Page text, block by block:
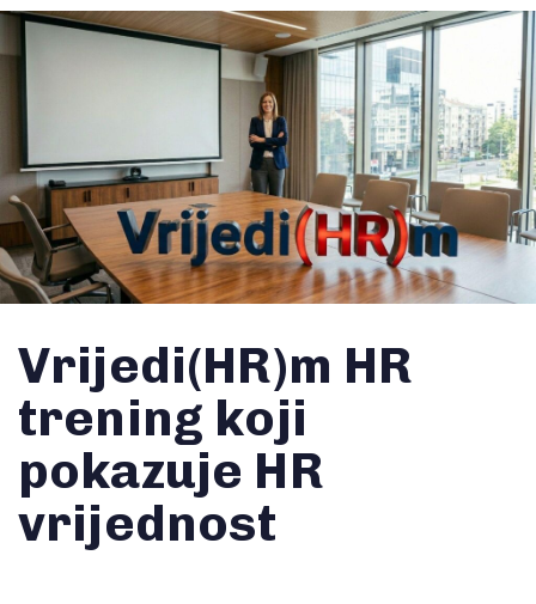
Vrijedi(HR)m HR
trening koji
pokazuje HR
vrijednost